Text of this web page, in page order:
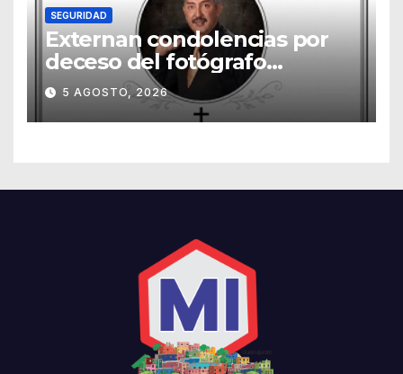
SEGURIDAD
Externan condolencias por
deceso del fotógrafo
Emmanuel Montero
5 AGOSTO, 2026